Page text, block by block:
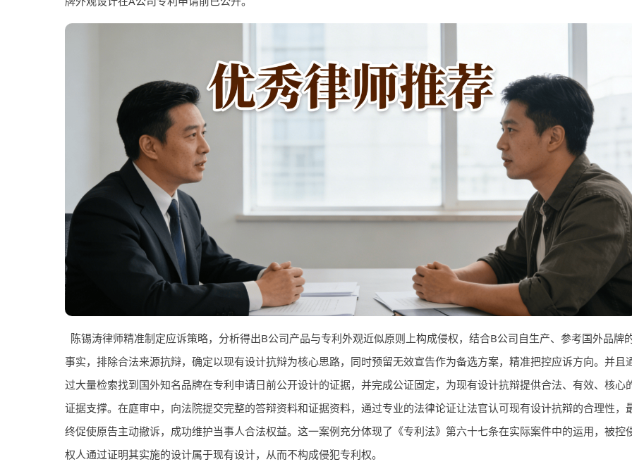
陈锡涛律师精准制定应诉策略，分析得出B公司产品与专利外观近似原则上构成侵权，结合B公司自生产、参考国外品牌
事实，排除合法来源抗辩，确定以现有设计抗辩为核心思路，同时预留无效宣告作为备选方案，精准把控应诉方向。并且
过大量检索找到国外知名品牌在专利申请日前公开设计的证据，并完成公证固定，为现有设计抗辩提供合法、有效、核心
证据支撑。在庭审中，向法院提交完整的答辩资料和证据资料，通过专业的法律论证让法官认可现有设计抗辩的合理性，
终促使原告主动撤诉，成功维护当事人合法权益。这一案例充分体现了《专利法》第六十七条在实际案件中的运用，被控
权人通过证明其实施的设计属于现有设计，从而不构成侵犯专利权。